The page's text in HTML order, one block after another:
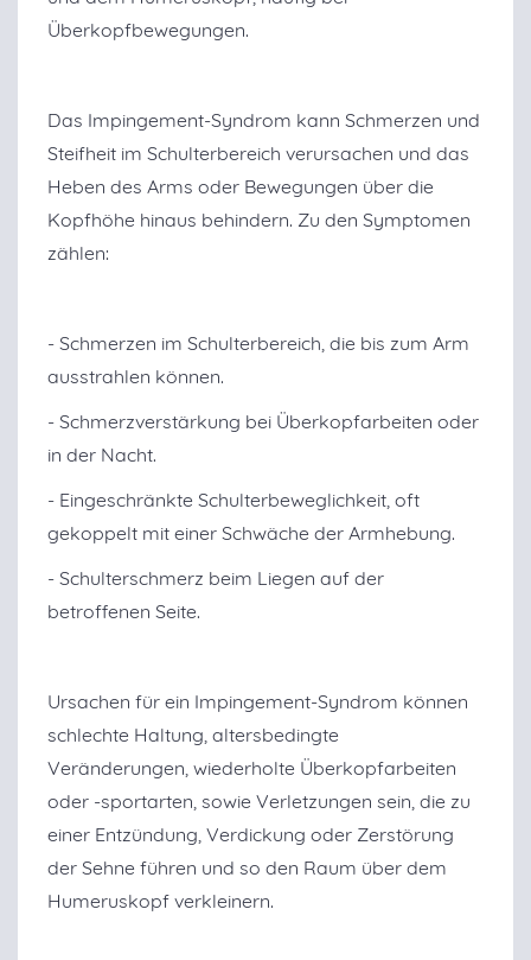
Überkopfbewegungen.
Das Impingement-Syndrom kann Schmerzen und
Steifheit im Schulterbereich verursachen und das
Heben des Arms oder Bewegungen über die
Kopfhöhe hinaus behindern. Zu den Symptomen
zählen:
- Schmerzen im Schulterbereich, die bis zum Arm
ausstrahlen können.
- Schmerzverstärkung bei Überkopfarbeiten oder
in der Nacht.
- Eingeschränkte Schulterbeweglichkeit, oft
gekoppelt mit einer Schwäche der Armhebung.
- Schulterschmerz beim Liegen auf der
betroffenen Seite.
Ursachen für ein Impingement-Syndrom können
schlechte Haltung, altersbedingte
Veränderungen, wiederholte Überkopfarbeiten
oder -sportarten, sowie Verletzungen sein, die zu
einer Entzündung, Verdickung oder Zerstörung
der Sehne führen und so den Raum über dem
Humeruskopf verkleinern.